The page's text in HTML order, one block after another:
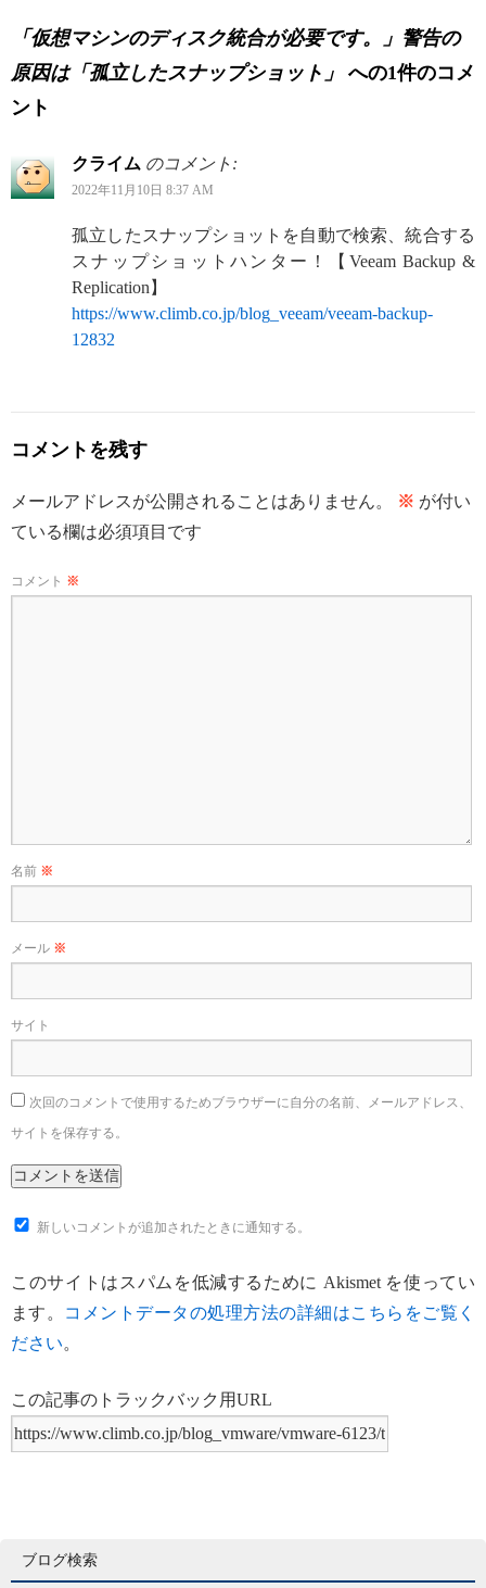
「仮想マシンのディスク統合が必要です。」警告の
原因は「孤立したスナップショット」
への1件のコメ
ント
クライム のコメント:
2022年11月10日 8:37 AM
孤立したスナップショットを自動で検索、統合する
スナップショットハンター！【Veeam Backup &
Replication】
https://www.climb.co.jp/blog_veeam/veeam-backup-
12832
コメントを残す
メールアドレスが公開されることはありません。 ※ が付い
ている欄は必須項目です
コメント ※
名前 ※
メール ※
サイト
次回のコメントで使用するためブラウザーに自分の名前、メールアドレス、
サイトを保存する。
新しいコメントが追加されたときに通知する。
このサイトはスパムを低減するために Akismet を使ってい
ます。 コメントデータの処理方法の詳細はこちらをご覧く
ださい。
この記事のトラックバック用URL
ブログ検索